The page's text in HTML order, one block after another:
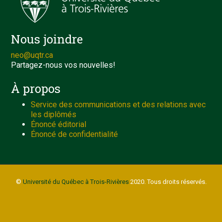
Nous joindre
neo@uqtr.ca
Partagez-nous vos nouvelles!
À propos
Service des communications et des relations avec
les diplômés
Énoncé éditorial
Énoncé de confidentialité
© Université du Québec à Trois-Rivières2020. Tous droits réservés.